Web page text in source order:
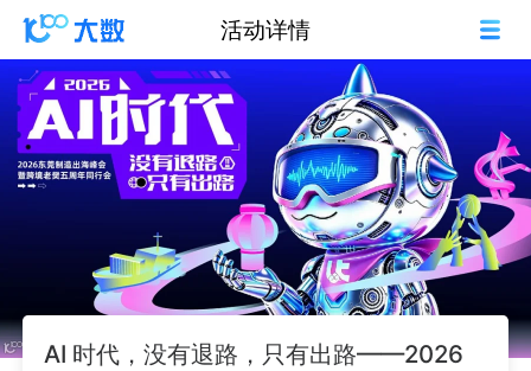
活动详情
AI 时代，没有退路，只有出路——2026